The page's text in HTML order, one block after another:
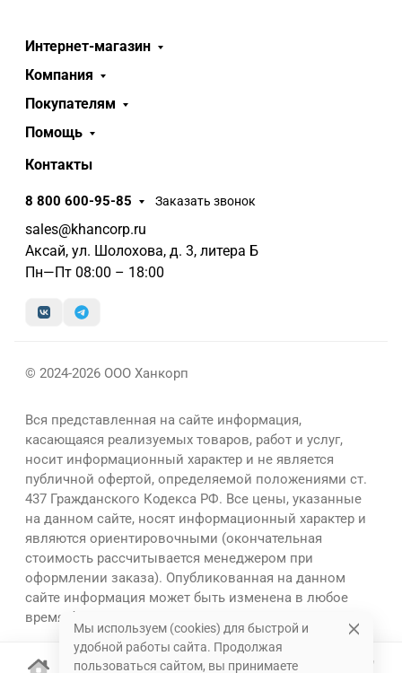
Интернет-магазин
Компания
Покупателям
Помощь
Контакты
8 800 600-95-85 Заказать звонок
sales@khancorp.ru
Аксай, ул. Шолохова, д. 3, литера Б
Пн—Пт 08:00 – 18:00
© 2024-2026 ООО Ханкорп
Вся представленная на сайте информация,
касающаяся реализуемых товаров, работ и услуг,
носит информационный характер и не является
публичной офертой, определяемой положениями ст.
437 Гражданского Кодекса РФ. Все цены, указанные
на данном сайте, носят информационный характер и
являются ориентировочными (окончательная
стоимость рассчитывается менеджером при
оформлении заказа). Опубликованная на данном
сайте информация может быть изменена в любое
время без предварительного уведомления.
Мы используем (cookies) для быстрой и
удобной работы сайта. Продолжая
пользоваться сайтом, вы принимаете